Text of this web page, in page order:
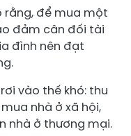
rằng, để mua một
đảm cân đối tài
đình nên đạt
vào thế khó: thu
nhà ở xã hội,
nhà ở thương mại.